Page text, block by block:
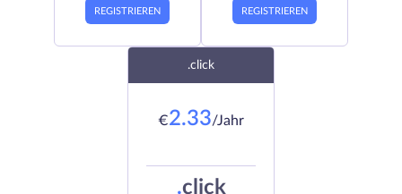
REGISTRIEREN REGISTRIEREN
.click
€2.33/Jahr
.click